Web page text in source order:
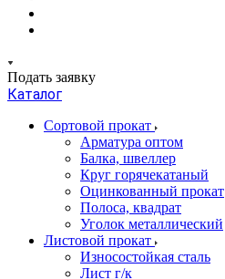
Подать заявку
Каталог
Сортовой прокат
Арматура оптом
Балка, швеллер
Круг горячекатаный
Оцинкованный прокат
Полоса, квадрат
Уголок металлический
Листовой прокат
Износостойкая сталь
Лист г/к